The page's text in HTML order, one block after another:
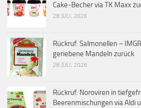
Cake-Becher via TK Maxx
28 JULI, 2026
Rückruf: Salmonellen –
geriebene Mandeln zurück
28 JULI, 2026
Rückruf: Noroviren in
Beerenmischungen via Aldi